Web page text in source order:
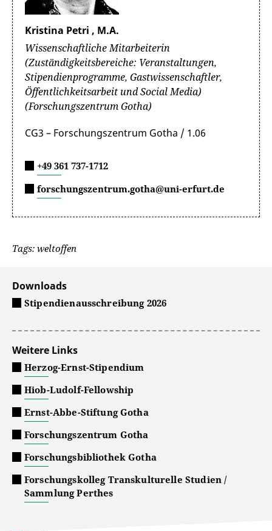
Kristina Petri , M.A.
Wissenschaftliche Mitarbeiterin
(Zuständigkeitsbereiche: Veranstaltungen,
Stipendienprogramme, Gastwissenschaftler,
Öffentlichkeitsarbeit und Social Media)
(Forschungszentrum Gotha)
CG3 – Forschungszentrum Gotha / 1.06
+49 361 737-1712
forschungszentrum.gotha@uni-erfurt.de
Tags: weltoffen
Downloads
Stipendienausschreibung 2026
Weitere Links
Herzog-Ernst-Stipendium
Hiob-Ludolf-Fellowship
Ernst-Abbe-Stiftung Gotha
Forschungszentrum Gotha
Forschungsbibliothek Gotha
Forschungskolleg Transkulturelle Studien /
Sammlung Perthes